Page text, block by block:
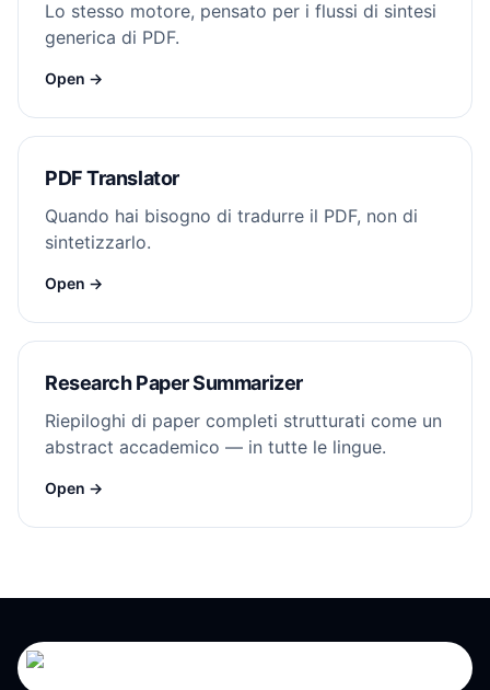
Lo stesso motore, pensato per i flussi di sintesi
generica di PDF.
Open →
PDF Translator
Quando hai bisogno di tradurre il PDF, non di
sintetizzarlo.
Open →
Research Paper Summarizer
Riepiloghi di paper completi strutturati come un
abstract accademico — in tutte le lingue.
Open →